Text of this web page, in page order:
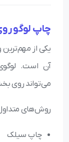
چاپ لوگو
یکی از
آن است.
می‌تواند روی
روش‌های متداول
چاپ سیلک